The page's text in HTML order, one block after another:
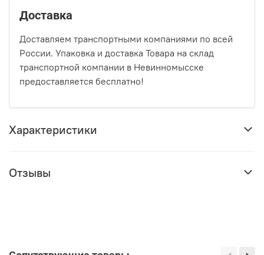
Доставка
Доставляем транспортными компаниями по всей
России. Упаковка и доставка Товара на склад
транспортной компании в Невинномысске
предоставляется бесплатно!
Характеристики
Отзывы